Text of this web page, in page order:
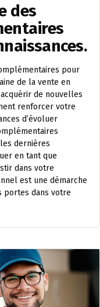
des
pour
de la vente en
de nouvelles
renforcer votre
d’évoluer
dernières
en tant que
dans votre
est une démarche
portes dans votre